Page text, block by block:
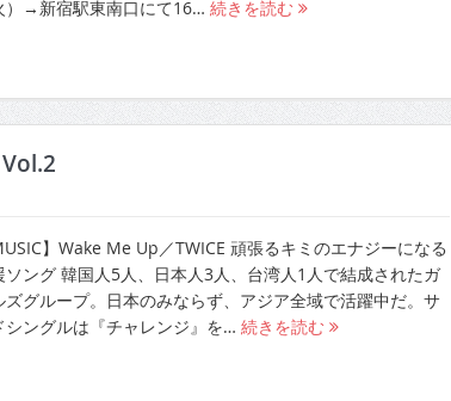
）→新宿駅東南口にて16… 続きを読む
】Wake Me Up／TWICE 頑張るキミのエナジーになる
ソング 韓国人5人、日本人3人、台湾人1人で結成されたガ
ズグループ。日本のみならず、アジア全域で活躍中だ。サ
シングルは『チャレンジ』を… 続きを読む